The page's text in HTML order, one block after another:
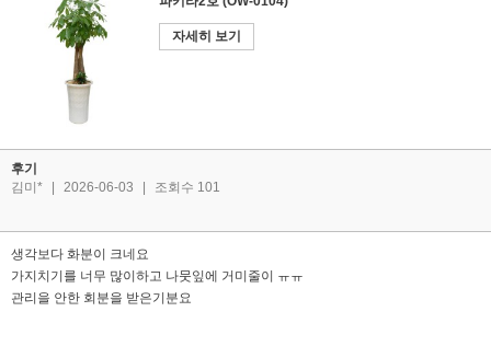
자세히 보기
후기
김미*
2026-06-03 조회수 101
생각보다 화분이 크네요
가지치기를 너무 많이하고 나뭇잎에 거미줄이 ㅠㅠ
관리을 안한 회분을 받은기분요